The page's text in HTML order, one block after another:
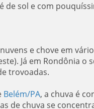
de sol e com
e chove em
Já em Rondônia o
trovoadas.
Belém/PA, a chuva é
de chuva se